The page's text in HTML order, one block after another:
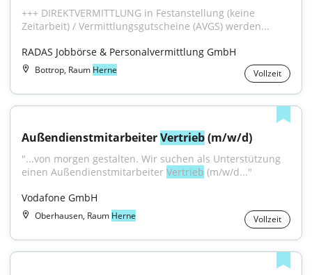
+++ DIREKTVERMITTLUNG in Festanstellung (keine
Zeitarbeit) / Vermittlungsgutscheine (AVGS) werden...
RADAS Jobbörse & Personalvermittlung GmbH
Bottrop, Raum Herne Vollzeit
Außendienstmitarbeiter Vertrieb (m/w/d)
"...von morgen gestal­ten. Wir suchen als Unterstützung
einen Außendienstmitarbeiter Vertrieb (m/w/d..."
Vodafone GmbH
Oberhausen, Raum Herne Vollzeit